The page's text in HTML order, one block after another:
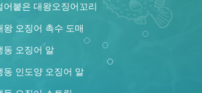
어붙은 대왕오징어꼬리
왕 오징어 촉수 도매
동 오징어 알
동 인도양 오징어 알